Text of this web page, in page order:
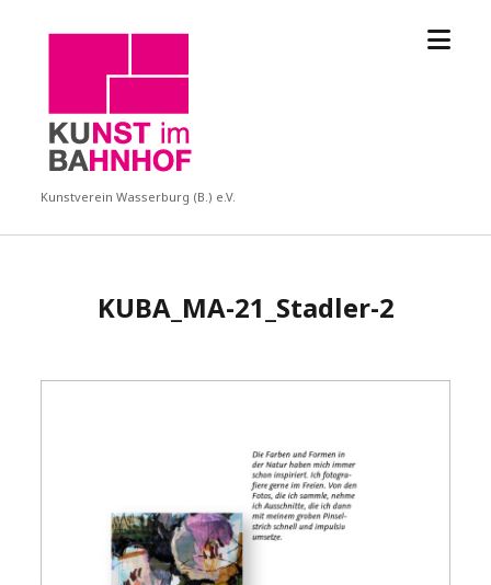
KUBA
Kunstverein Wasserburg (B.) e.V.
Menü
KUBA_MA-21_Stadler-2